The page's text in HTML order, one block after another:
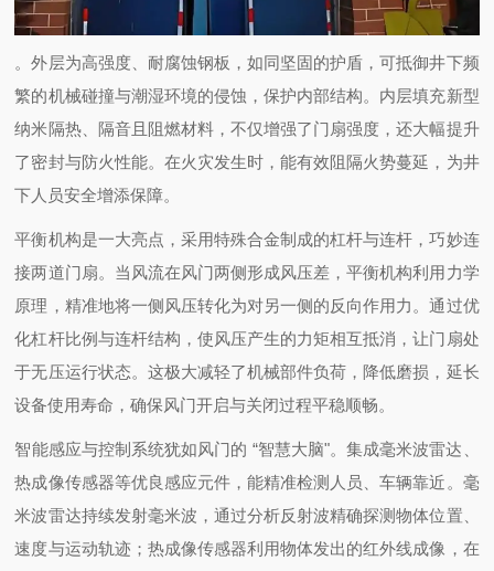
。外层为高强度、耐腐蚀钢板，如同坚固的护盾，可抵御井下频
繁的机械碰撞与潮湿环境的侵蚀，保护内部结构。内层填充新型
纳米隔热、隔音且阻燃材料，不仅增强了门扇强度，还大幅提升
了密封与防火性能。在火灾发生时，能有效阻隔火势蔓延，为井
下人员安全增添保障。
平衡机构是一大亮点，采用特殊合金制成的杠杆与连杆，巧妙连
接两道门扇。当风流在风门两侧形成风压差，平衡机构利用力学
原理，精准地将一侧风压转化为对另一侧的反向作用力。通过优
化杠杆比例与连杆结构，使风压产生的力矩相互抵消，让门扇处
于无压运行状态。这极大减轻了机械部件负荷，降低磨损，延长
设备使用寿命，确保风门开启与关闭过程平稳顺畅。
智能感应与控制系统犹如风门的 “智慧大脑"。集成毫米波雷达、
热成像传感器等优良感应元件，能精准检测人员、车辆靠近。毫
米波雷达持续发射毫米波，通过分析反射波精确探测物体位置、
速度与运动轨迹；热成像传感器利用物体发出的红外线成像，在